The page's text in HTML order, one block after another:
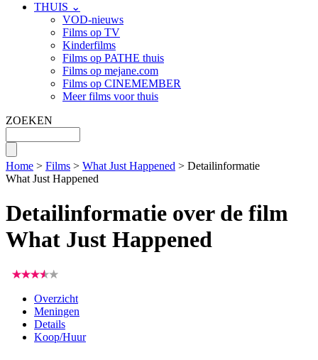
THUIS ⌄
VOD-nieuws
Films op TV
Kinderfilms
Films op PATHE thuis
Films op mejane.com
Films op CINEMEMBER
Meer films voor thuis
ZOEKEN
Home > Films > What Just Happened > Detailinformatie
What Just Happened
Detailinformatie over de film
What Just Happened
Overzicht
Meningen
Details
Koop/Huur